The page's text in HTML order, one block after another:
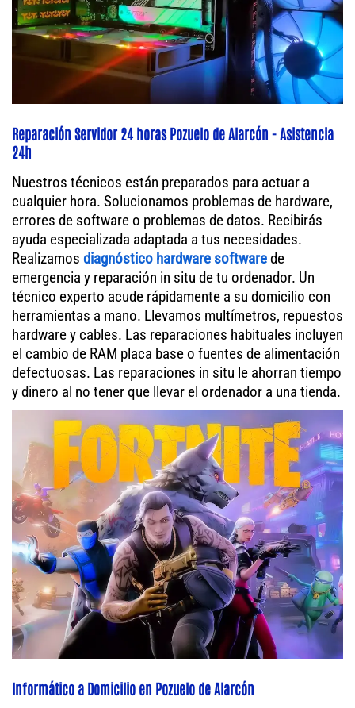
Reparación Servidor 24 horas Pozuelo de Alarcón - Asistencia
24h
Nuestros técnicos están preparados para actuar a
cualquier hora. Solucionamos problemas de hardware,
errores de software o problemas de datos. Recibirás
ayuda especializada adaptada a tus necesidades.
Realizamos diagnóstico hardware softwarede
emergencia y reparación in situ de tu ordenador. Un
técnico experto acude rápidamente a su domicilio con
herramientas a mano. Llevamos multímetros, repuestos
hardware y cables. Las reparaciones habituales incluyen
el cambio de RAM placa base o fuentes de alimentación
defectuosas. Las reparaciones in situ le ahorran tiempo
y dinero al no tener que llevar el ordenador a una tienda.
Informático a Domicilio en Pozuelo de Alarcón